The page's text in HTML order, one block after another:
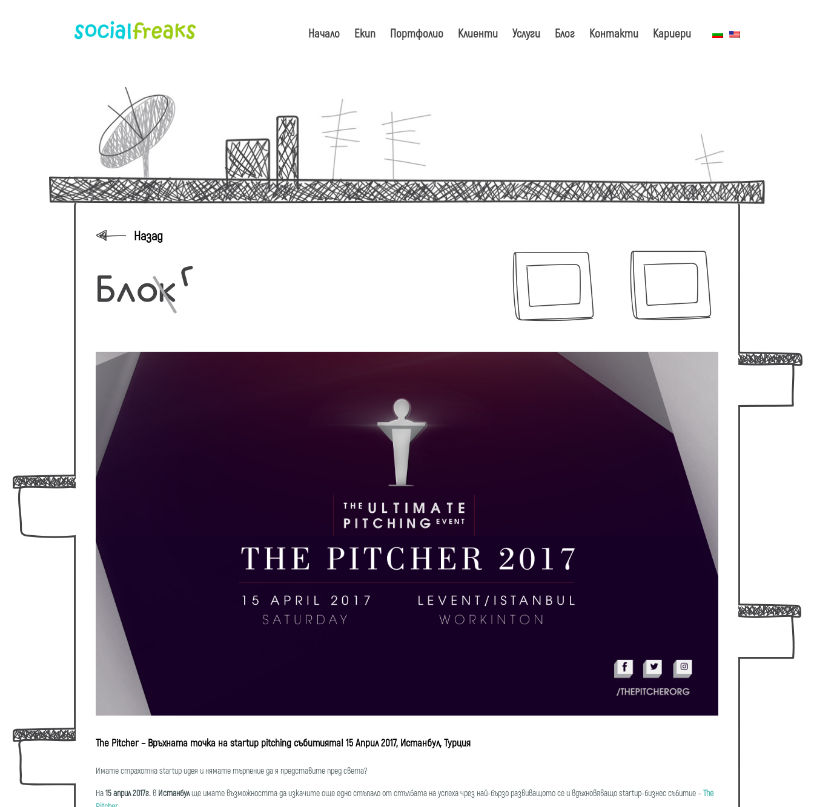
Начало Екип Портфолио Клиенти Услуги Блог Контакти Кариери
Назад
The Pitcher – Връхната точка на startup pitching събитията! 15 Април 2017, Истанбул, Турция
Имате страхотна startup идея и нямате търпение да я представите пред света?
На15 април 2017г. в Истанбулще имате възможността да изкачите още едно стъпало от стълбата на успеха чрез най-бързо развиващото се и вдъхновяващо startup-бизнес събитие –The